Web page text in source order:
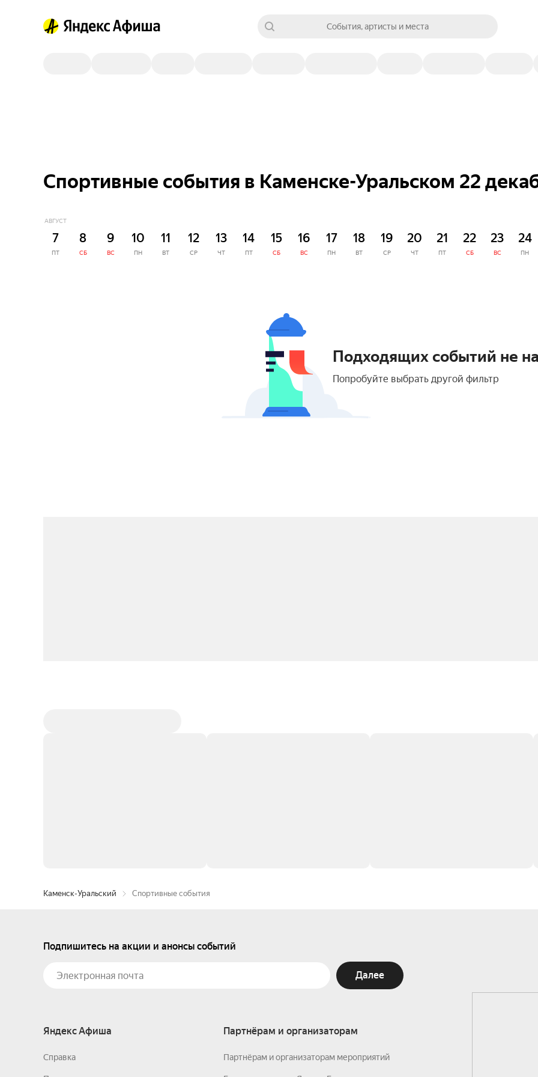
События, артисты и места
Спортивные события в Каменске-Уральском 22
АВГУСТ
7
ПТ
8
СБ
9
ВС
10
ПН
11
ВТ
12
СР
13
ЧТ
14
ПТ
15
СБ
16
ВС
17
ПН
18
ВТ
19
СР
20
ЧТ
21
ПТ
22
СБ
23
ВС
24
ПН
Подходящих событий не
Попробуйте выбрать другой фильтр
Каменск-Уральский Спортивные события
Подпишитесь на акции и анонсы событий
Далее
Яндекс Афиша
Справка
Партнёрам и организаторам
Партнёрам и организаторам мероприятий